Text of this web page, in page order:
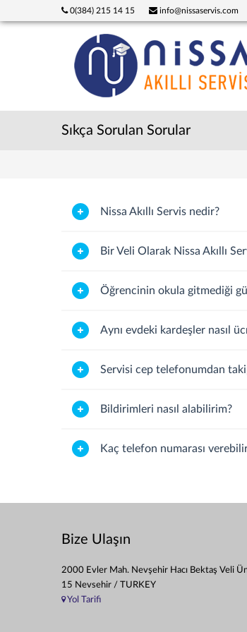
0(384) 215 14 15 info@nissaservis.com
Sıkça Sorulan Sorular
Nissa Akıllı Servis nedir?
Bir Veli Olarak Nissa Akıllı
Öğrencinin okula gitmediği
Aynı evdeki kardeşler nasıl
Servisi cep telefonumdan
Bildirimleri nasıl alabilirim?
Kaç telefon numarası
Bize Ulaşın
2000 Evler Mah. Nevşehir Hacı Bektaş Veli
15 Nevsehir / TURKEY
Yol Tarifi